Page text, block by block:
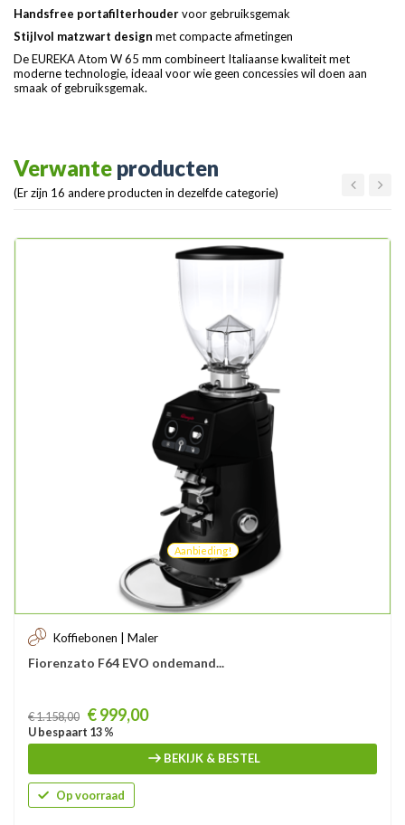
Handsfree portafilterhoudervoor gebruiksgemak
Stijlvol matzwart design met compacte afmetingen
De EUREKA Atom W 65 mm combineert Italiaanse kwaliteit met
moderne technologie, ideaal voor wie geen concessies wil doen aan
smaak of gebruiksgemak.
Verwante producten
(Er zijn 16 andere producten in dezelfde categorie)
Aanbieding!
Koffiebonen | Maler
Fiorenzato F64 EVO ondemand...
Prijs
€ 1.158,00 € 999,00
U bespaart 13 %
BEKIJK & BESTEL
Op voorraad